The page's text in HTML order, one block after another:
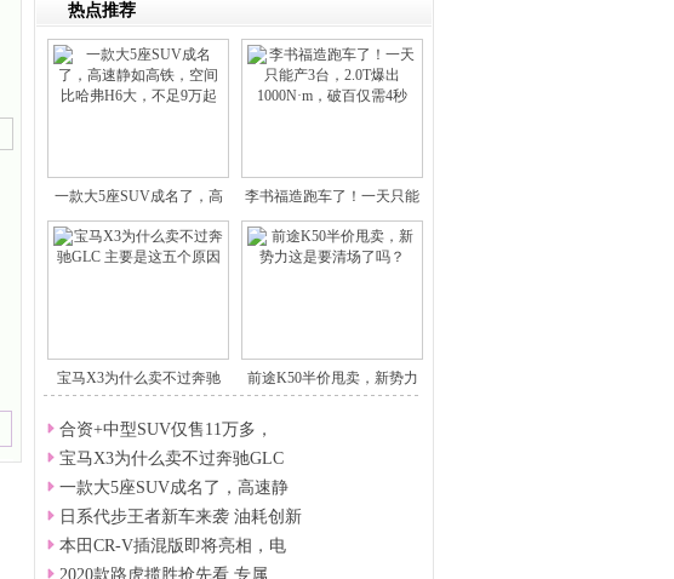
热点推荐
一款大5座SUV成名了，高
速静
李书福造跑车了！一天只能
产3台
宝马X3为什么卖不过奔驰
前途K50半价甩卖，新势力
合资+中型SUV仅售11万多，
宝马X3为什么卖不过奔驰GLC
一款大5座SUV成名了，高速静
日系代步王者新车来袭 油耗创新
本田CR-V插混版即将亮相，电
2020款路虎揽胜抢先看 专属